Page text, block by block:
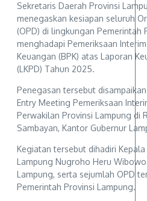
Sekretaris Daerah Provinsi
menegaskan kesiapan seluruh
(OPD) di lingkungan Pemerintah
menghadapi Pemeriksaan
Keuangan (BPK) atas Laporan
(LKPD) Tahun 2025.
Penegasan tersebut
Entry Meeting Pemeriksaan
Perwakilan Provinsi Lampung di
Sambayan, Kantor Gubernur
Kegiatan tersebut dihadiri
Lampung Nugroho Heru
Lampung, serta sejumlah OPD
Pemerintah Provinsi Lampung.